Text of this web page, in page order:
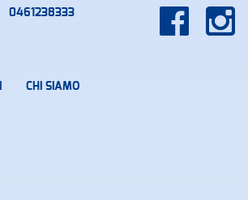
0461238333
CHI SIAMO